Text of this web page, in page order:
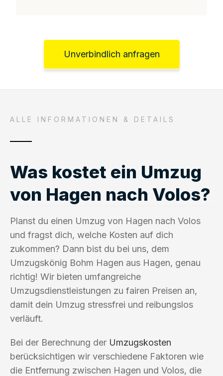
Unverbindlich anfragen
ALLE INFORMATIONEN & DETAILS
Was kostet ein Umzug
von Hagen nach Volos?
Planst du einen Umzug von Hagen nach Volos
und fragst dich, welche Kosten auf dich
zukommen? Dann bist du bei uns, dem
Umzugskönig Bohm Hagen aus Hagen, genau
richtig! Wir bieten umfangreiche
Umzugsdienstleistungen zu fairen Preisen an,
damit dein Umzug stressfrei und reibungslos
verläuft.
Bei der Berechnung der Umzugskosten
berücksichtigen wir verschiedene Faktoren wie
die Entfernung zwischen Hagen und Volos, die